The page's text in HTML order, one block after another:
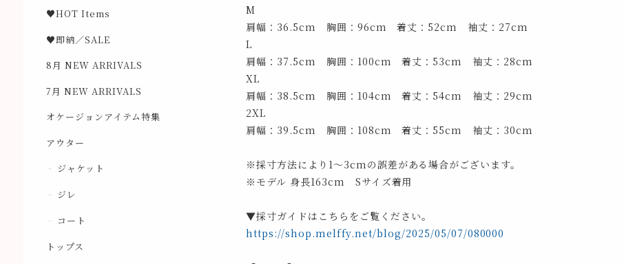
♥HOT Items
♥即納／SALE
8月 NEW ARRIVALS
7月 NEW ARRIVALS
オケージョンアイテム特集
アウター
ジャケット
ジレ
コート
トップス
M
肩幅：36.5cm 胸囲：96cm 着丈：52cm 袖丈：27cm
L
肩幅：37.5cm 胸囲：100cm 着丈：53cm 袖丈：28cm
XL
肩幅：38.5cm 胸囲：104cm 着丈：54cm 袖丈：29cm
2XL
肩幅：39.5cm 胸囲：108cm 着丈：55cm 袖丈：30cm
※採寸方法により1～3cmの誤差がある場合がございます。
※モデル 身長163cm Sサイズ着用
▼採寸ガイドはこちらをご覧ください。
https://shop.melffy.net/blog/2025/05/07/080000